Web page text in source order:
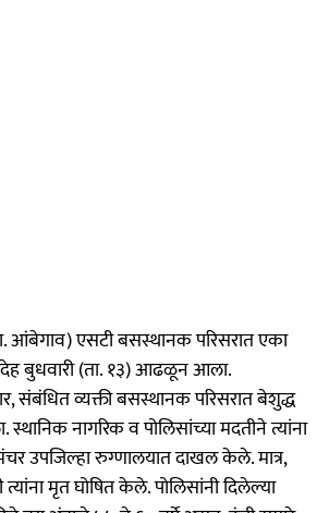
आंबेगाव) एसटी बसस्थानक परिसरात एका
बुधवारी (ता. १३) आढळून आला.
संबंधित व्यक्ती बसस्थानक परिसरात बेशुद्ध
नागरिक व पोलिसांच्या मदतीने त्यांना
उपजिल्हा रुग्णालयात दाखल केले. मात्र,
मृत घोषित केले. पोलिसांनी दिलेल्या